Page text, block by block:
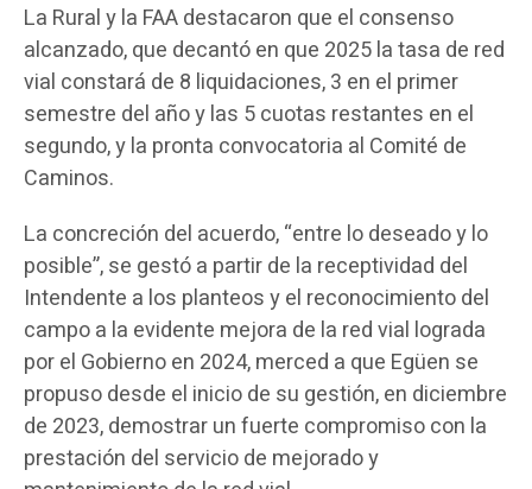
La Rural y la FAA destacaron que el consenso
alcanzado, que decantó en que 2025 la tasa de red
vial constará de 8 liquidaciones, 3 en el primer
semestre del año y las 5 cuotas restantes en el
segundo, y la pronta convocatoria al Comité de
Caminos.
La concreción del acuerdo, “entre lo deseado y lo
posible”, se gestó a partir de la receptividad del
Intendente a los planteos y el reconocimiento del
campo a la evidente mejora de la red vial lograda
por el Gobierno en 2024, merced a que Egüen se
propuso desde el inicio de su gestión, en diciembre
de 2023, demostrar un fuerte compromiso con la
prestación del servicio de mejorado y